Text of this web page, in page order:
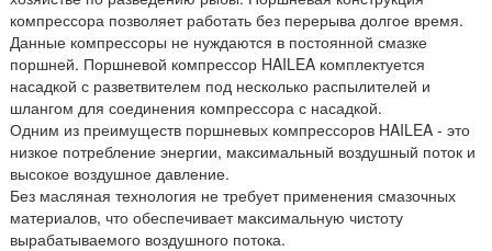
компрессора позволяет работать без перерыва долгое время.
Данные компрессоры не нуждаются в постоянной смазке
поршней. Поршневой компрессор HAILEA комплектуется
насадкой с разветвителем под несколько распылителей и
шлангом для соединения компрессора с насадкой.
Одним из преимуществ поршневых компрессоров HAILEA - это
низкое потребление энергии, максимальный воздушный поток и
высокое воздушное давление.
Без масляная технология не требует применения смазочных
материалов, что обеспечивает максимальную чистоту
вырабатываемого воздушного потока.